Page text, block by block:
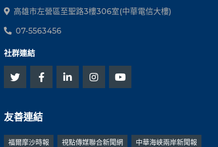
高雄市左營區至聖路3樓306室(中華電信大樓)
07-5563456
社群連結
友善連結
福爾摩沙時報 視點傳媒聯合新聞網 中華海峽兩岸新聞報